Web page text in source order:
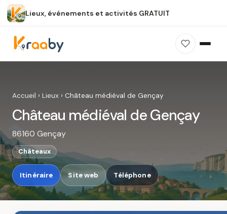
Lieux, événements et activités GRATUIT
spot dans Kraaby.
Accueil › Lieux › Château médiéval de Gençay
Château médiéval de Gençay
86160 Gençay
Châteaux
Itinéraire Site web Téléphone